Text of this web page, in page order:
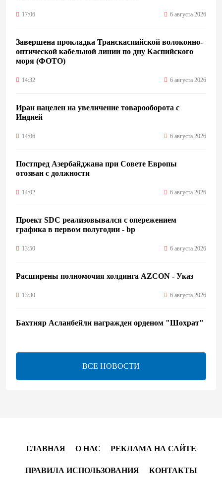
17:06 6 августа 2026
Завершена прокладка Транскаспийской волоконно-
оптической кабельной линии по дну Каспийского
моря (ФОТО)
14:32 6 августа 2026
Иран нацелен на увеличение товарооборота с
Индией
14:06 6 августа 2026
Постпред Азербайджана при Совете Европы
отозван с должности
14:02 6 августа 2026
Проект SDC реализовывался с опережением
графика в первом полугодии - bp
13:50 6 августа 2026
Расширены полномочия холдинга AZCON - Указ
13:30 6 августа 2026
Бахтияр Асланбейли награжден орденом "Шохрат"
13:26 6 августа 2026
bp о ходе строительства солнечной электростанции
Азербайджан непродовольственными товарами
ВСЕ НОВОСТИ
ГЛАВНАЯ О НАС РЕКЛАМА НА САЙТЕ
ПРАВИЛА ИСПОЛЬЗОВАНИЯ КОНТАКТЫ